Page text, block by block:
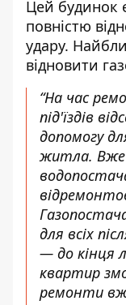
Цей будинок
повністю
удару.
відновити
“На час
під'їздів
допомогу
житла. Вже
для всіх
— до кінця
квартир
ремонти